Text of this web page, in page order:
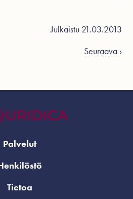
Julkaistu 21.03.2013
Seuraava ›
Palvelut
Tietoa